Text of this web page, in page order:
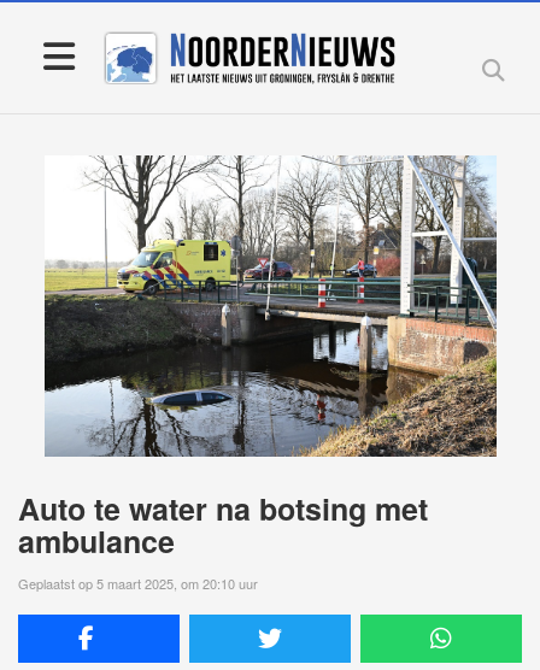
Auto te water na botsing met
ambulance
Geplaatst op 5 maart 2025, om 20:10 uur